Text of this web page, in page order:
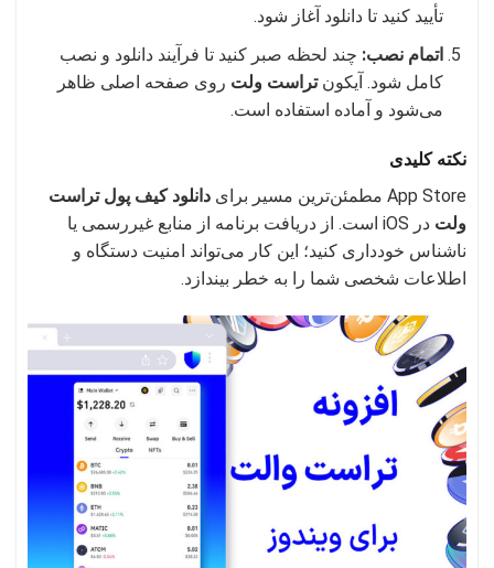
تأیید کنید تا دانلود آغاز شود.
اتمام نصب: چند لحظه صبر کنید تا فرآیند دانلود و نصب
کامل شود. آیکونتراست ولت روی صفحه اصلی ظاهر
می‌شود و آماده استفاده است.
نکته کلیدی
App Store مطمئن‌ترین مسیر برای
دانلود کیف پول تراست
ولت
در iOS است. از دریافت برنامه از منابع غیررسمی یا
ناشناس خودداری کنید؛ این کار می‌تواند امنیت دستگاه و
اطلاعات شخصی شما را به خطر بیندازد.